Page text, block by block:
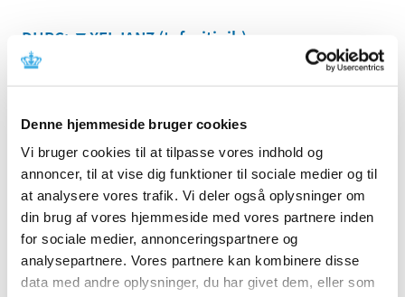
Denne hjemmeside bruger cookies
Vi bruger cookies til at tilpasse vores indhold og
annoncer, til at vise dig funktioner til sociale medier og til
at analysere vores trafik. Vi deler også oplysninger om
din brug af vores hjemmeside med vores partnere inden
for sociale medier, annonceringspartnere og
analysepartnere. Vores partnere kan kombinere disse
data med andre oplysninger, du har givet dem, eller som
DHPC: ▼XELJANZ (tofacitinib)
|7. februar 2020
Øget risiko for venøs tromboemboli og øget risiko for
Myndighederne forbereder sig på en hurtig
godkendelse af vaccine mod coronavirus
|6. februar 2020|
Lægemiddelmyndigheder verden over støtter forskere og
virksomheder i hurtigt at udvikle en vaccine mod
DHPC: Cordarone (amiodaron) injektionsvæske